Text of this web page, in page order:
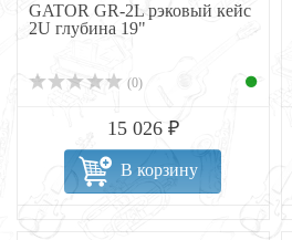
GATOR GR-2L рэковый кейс
2U глубина 19"
(0)
15 026 ₽
В корзину